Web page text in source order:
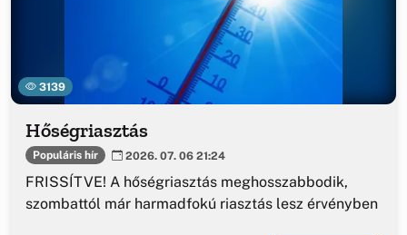
3139
Hőségriasztás
Populáris hír 2026. 07. 06 21:24
FRISSÍTVE! A hőségriasztás meghosszabbodik,
szombattól már harmadfokú riasztás lesz érvényben